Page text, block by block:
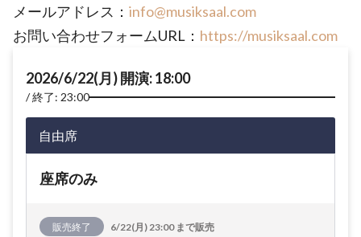
メールアドレス： info@musiksaal.com
お問い合わせフォームURL： https://musiksaal.com
2026/6/22(月) 開演: 18:00
終了: 23:00
自由席
座席のみ
販売終了 6/22(月) 23:00 まで販売